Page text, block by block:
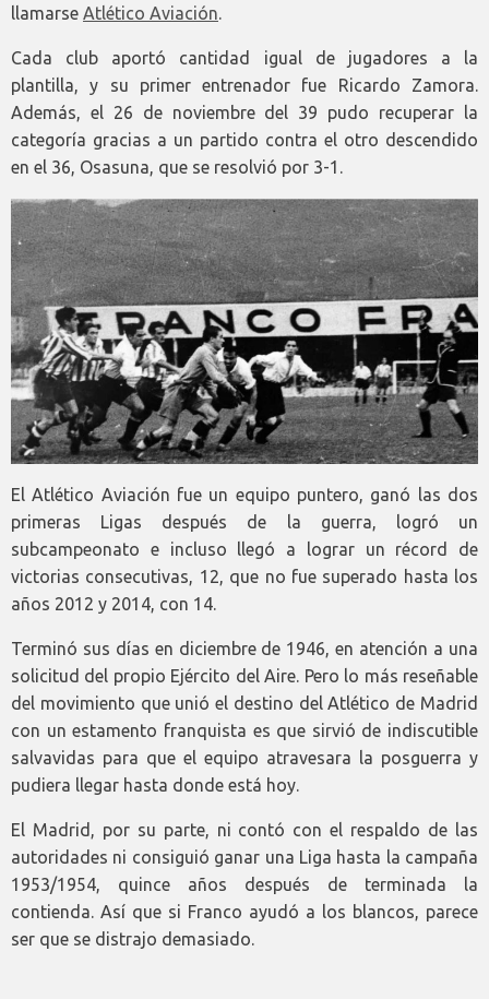
llamarse Atlético Aviación.
Cada club aportó cantidad igual de jugadores a la
plantilla, y su primer entrenador fue Ricardo Zamora.
Además, el 26 de noviembre del 39 pudo recuperar la
categoría gracias a un partido contra el otro descendido
en el 36, Osasuna, que se resolvió por 3-1.
El Atlético Aviación fue un equipo puntero, ganó las dos
primeras Ligas después de la guerra, logró un
subcampeonato e incluso llegó a lograr un récord de
victorias consecutivas, 12, que no fue superado hasta los
años 2012 y 2014, con 14.
Terminó sus días en diciembre de 1946, en atención a una
solicitud del propio Ejército del Aire. Pero lo más reseñable
del movimiento que unió el destino del Atlético de Madrid
con un estamento franquista es que sirvió de indiscutible
salvavidas para que el equipo atravesara la posguerra y
pudiera llegar hasta donde está hoy.
El Madrid, por su parte, ni contó con el respaldo de las
autoridades ni consiguió ganar una Liga hasta la campaña
1953/1954, quince años después de terminada la
contienda. Así que si Franco ayudó a los blancos, parece
ser que se distrajo demasiado.